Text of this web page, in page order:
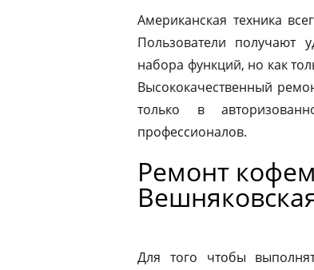
Американская техника
Пользователи получают
набора функций, но как
Высококачественный
только в
профессионалов.
Ремонт
Для того чтобы